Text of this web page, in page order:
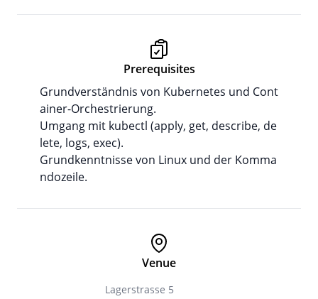
Prerequisites
Grundverständnis von Kubernetes und Cont
ainer-Orchestrierung.
Umgang mit kubectl (apply, get, describe, de
lete, logs, exec).
Grundkenntnisse von Linux und der Komma
ndozeile.
Venue
Lagerstrasse 5